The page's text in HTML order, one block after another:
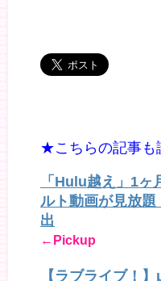
★こちらの記事
「Hulu越え」1
ルト動画が見放
出
←Pickup
【ラブライブ！